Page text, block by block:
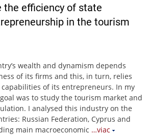
the efficiency of state
in the tourism
wealth and dynamism depends
of its firms and this, in turn, relies
of its entrepreneurs. In my
was to study the tourism market and
I analysed this industry on the
Russian Federation, Cyprus and
main macroeconomic …viac